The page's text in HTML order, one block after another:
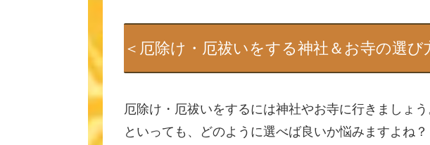
＜厄除け・厄祓いをする神社＆お寺の選び
厄除け・厄祓いをするには神社やお寺に行きましょ
といっても、どのように選べば良いか悩みますよね？